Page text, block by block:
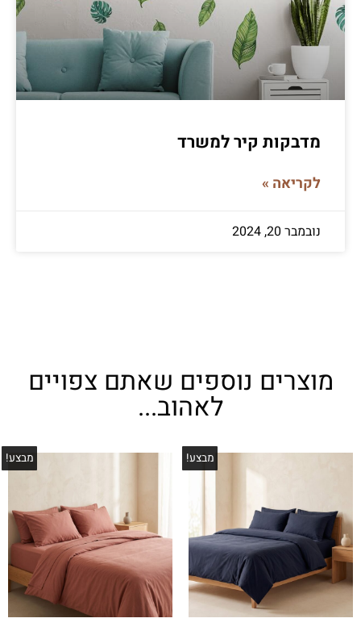
מדבקות קיר למשרד
לקריאה »
נובמבר 20, 2024
מוצרים נוספים שאתם צפויים
לאהוב...
מבצע! מבצע!